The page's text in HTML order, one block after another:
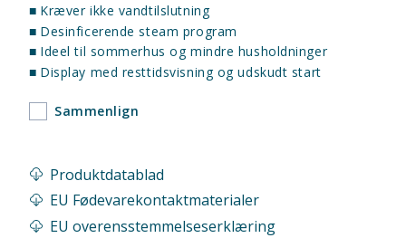
■ Kræver ikke vandtilslutning
■ Desinficerende steam program
■ Ideel til sommerhus og mindre husholdninger
■ Display med resttidsvisning og udskudt start
Sammenlign
Produktdatablad
EU Fødevarekontaktmaterialer
EU overensstemmelseserklæring